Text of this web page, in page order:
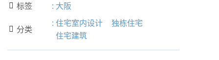
 标签 : 大阪
 分类
: 住宅室内设计
独栋住宅
住宅建筑